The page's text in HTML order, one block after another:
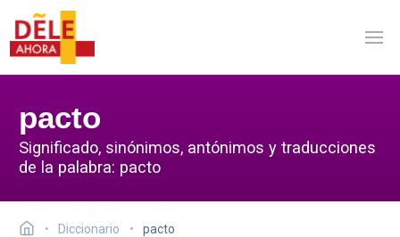
pacto
Significado, sinónimos, antónimos y traducciones
de la palabra: pacto
Diccionario pacto